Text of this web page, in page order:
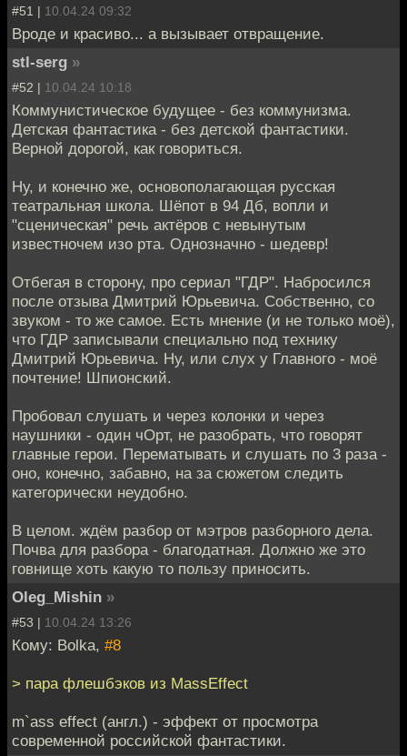
#51 | 10.04.24 09:32
Вроде и красиво... а вызывает отвращение.
stl-serg »
#52 | 10.04.24 10:18
Коммунистическое будущее - без коммунизма.
Детская фантастика - без детской фантастики.
Верной дорогой, как говориться.
Ну, и конечно же, основополагающая русская
театральная школа. Шёпот в 94 Дб, вопли и
"сценическая" речь актёров с невынутым
известночем изо рта. Однозначно - шедевр!
Отбегая в сторону, про сериал "ГДР". Набросился
после отзыва Дмитрий Юрьевича. Собственно, со
звуком - то же самое. Есть мнение (и не только моё),
что ГДР записывали специально под технику
Дмитрий Юрьевича. Ну, или слух у Главного - моё
почтение! Шпионский.
Пробовал слушать и через колонки и через
наушники - один чОрт, не разобрать, что говорят
главные герои. Перематывать и слушать по 3 раза -
оно, конечно, забавно, на за сюжетом следить
категорически неудобно.
В целом. ждём разбор от мэтров разборного дела.
Почва для разбора - благодатная. Должно же это
говнище хоть какую то пользу приносить.
Oleg_Mishin »
#53 | 10.04.24 13:26
Кому: Bolka, #8
> пара флешбэков из MassEffect
m`ass effect (англ.) - эффект от просмотра
современной российской фантастики.